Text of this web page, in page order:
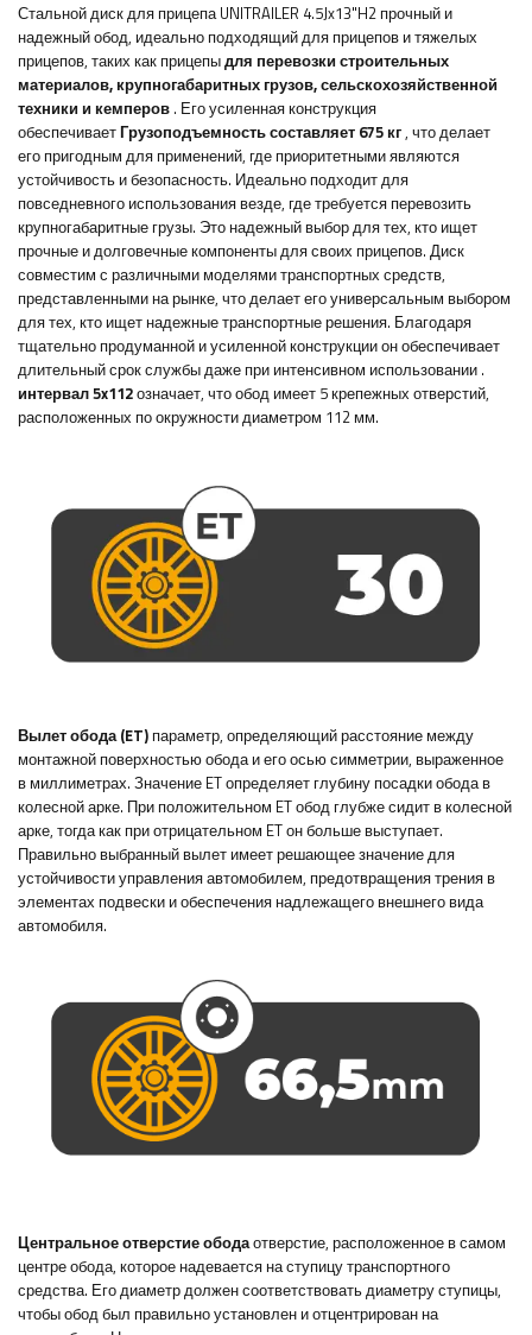
Стальной диск для прицепа UNITRAILER 4.5Jx13"H2 прочный и
надежный обод, идеально подходящий для прицепов и тяжелых
прицепов, таких как прицепыдля перевозки строительных
материалов, крупногабаритных грузов, сельскохозяйственной
техники и кемперов . Его усиленная конструкция
обеспечиваетГрузоподъемность составляет 675 кг, что делает
его пригодным для применений, где приоритетными являются
устойчивость и безопасность. Идеально подходит для
повседневного использования везде, где требуется перевозить
крупногабаритные грузы. Это надежный выбор для тех, кто ищет
прочные и долговечные компоненты для своих прицепов. Диск
совместим с различными моделями транспортных средств,
представленными на рынке, что делает его универсальным выбором
для тех, кто ищет надежные транспортные решения. Благодаря
тщательно продуманной и усиленной конструкции он обеспечивает
длительный срок службы даже при интенсивном использовании .
интервал 5x112означает, что обод имеет 5 крепежных отверстий,
расположенных по окружности диаметром 112 мм.
Вылет обода (ET) параметр, определяющий расстояние между
монтажной поверхностью обода и его осью симметрии, выраженное
в миллиметрах. Значение ET определяет глубину посадки обода в
колесной арке. При положительном ET обод глубже сидит в колесной
арке, тогда как при отрицательном ET он больше выступает.
Правильно выбранный вылет имеет решающее значение для
устойчивости управления автомобилем, предотвращения трения в
элементах подвески и обеспечения надлежащего внешнего вида
автомобиля.
Центральное отверстие ободаотверстие, расположенное в самом
центре обода, которое надевается на ступицу транспортного
средства. Его диаметр должен соответствовать диаметру ступицы,
чтобы обод был правильно установлен и отцентрирован на